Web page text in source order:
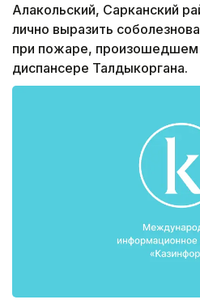
Алакольский, Сарканский
лично выразить
при пожаре, произошедшем
диспансере Талдыкоргана.